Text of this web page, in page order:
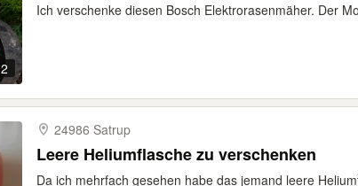
2
Ich verschenke diesen Bosch Elektrorasenmäher. Der
24986 Satrup
Leere Heliumflasche zu verschenken
Da ich mehrfach gesehen habe das jemand leere